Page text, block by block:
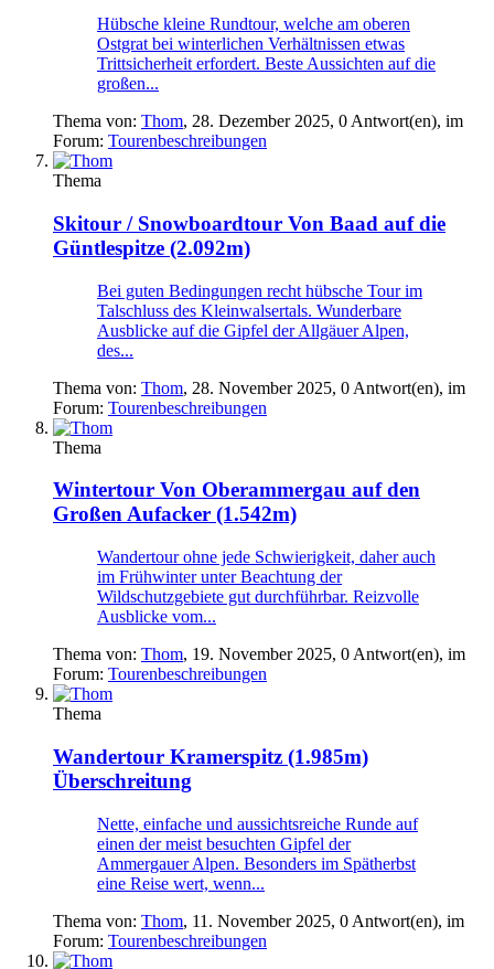
Hübsche kleine Rundtour, welche am oberen
Ostgrat bei winterlichen Verhältnissen etwas
Trittsicherheit erfordert. Beste Aussichten auf die
großen...
Thema von: Thom, 28. Dezember 2025, 0 Antwort(en), im
Forum: Tourenbeschreibungen
Thema
Skitour / Snowboardtour Von Baad auf die
Güntlespitze (2.092m)
Bei guten Bedingungen recht hübsche Tour im
Talschluss des Kleinwalsertals. Wunderbare
Ausblicke auf die Gipfel der Allgäuer Alpen,
des...
Thema von: Thom, 28. November 2025, 0 Antwort(en), im
Forum: Tourenbeschreibungen
Thema
Wintertour Von Oberammergau auf den
Großen Aufacker (1.542m)
Wandertour ohne jede Schwierigkeit, daher auch
im Frühwinter unter Beachtung der
Wildschutzgebiete gut durchführbar. Reizvolle
Ausblicke vom...
Thema von: Thom, 19. November 2025, 0 Antwort(en), im
Forum: Tourenbeschreibungen
Thema
Wandertour Kramerspitz (1.985m)
Überschreitung
Nette, einfache und aussichtsreiche Runde auf
einen der meist besuchten Gipfel der
Ammergauer Alpen. Besonders im Spätherbst
eine Reise wert, wenn...
Thema von: Thom, 11. November 2025, 0 Antwort(en), im
Forum: Tourenbeschreibungen